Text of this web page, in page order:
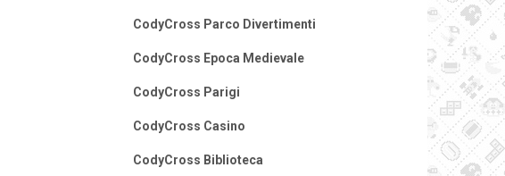
CodyCross Parco Divertimenti
CodyCross Epoca Medievale
CodyCross Parigi
CodyCross Casino
CodyCross Biblioteca